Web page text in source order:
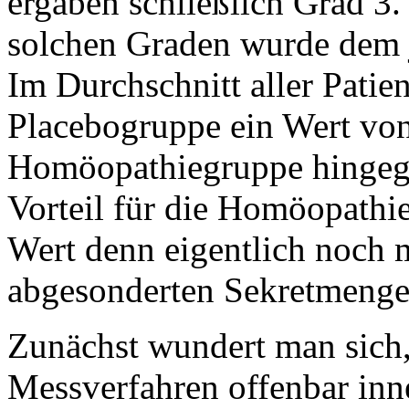
solchen Graden wurde
Im Durchschnitt aller
Placebogruppe ein Wert
Homöopathiegruppe
Vorteil für die
Wert denn eigentlich noch
abgesonderten
Zunächst wundert man
Messverfahren offenbar